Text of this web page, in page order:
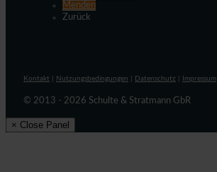
Menden
Zurück
Kontakt Nutzungsbedingungen Datenschutz Impressum
© 2013 - 2026 Schulte & Stratmann GbR
× Close Panel